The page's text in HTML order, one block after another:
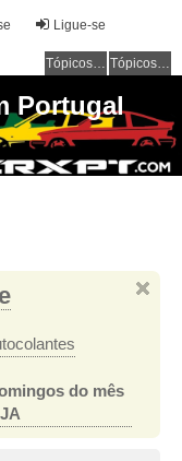
Ligue-se
Tópicos sem resposta Tópicos ativos
Portugal
do mês